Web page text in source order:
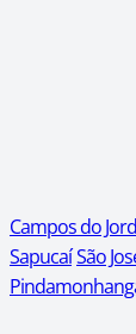
Campos do
SapucaíSão